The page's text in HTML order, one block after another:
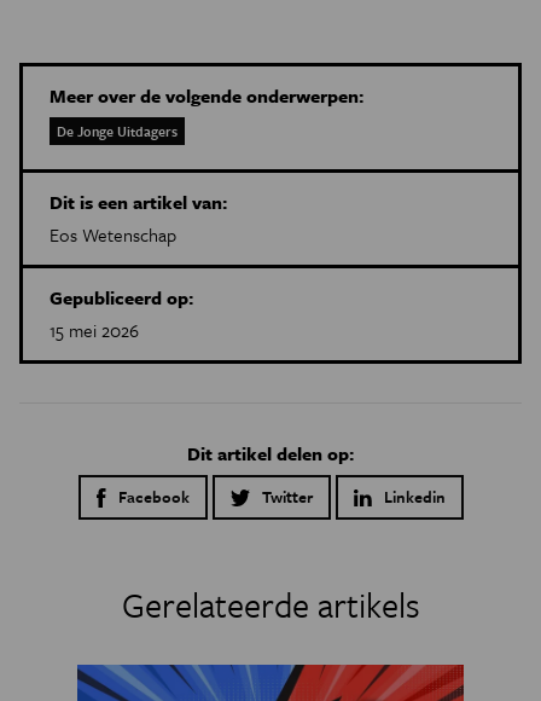
Meer over de volgende onderwerpen:
De Jonge Uitdagers
Dit is een artikel van:
Eos Wetenschap
Gepubliceerd op:
15 mei 2026
Dit artikel delen op:
Facebook Twitter Linkedin
Gerelateerde artikels